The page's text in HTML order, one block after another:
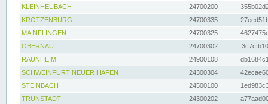
KLEINHEUBACH 24700200
KROTZENBURG
24700335
MAINFLINGEN
24700325
OBERNAU
24700302
RAUNHEIM
24900108
SCHWEINFURT NEUER HAFEN
24300304
STEINBACH
24500100
TRUNSTADT
24300202